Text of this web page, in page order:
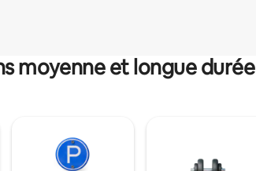
moyenne et longue durée